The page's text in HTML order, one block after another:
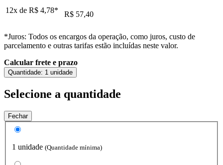
12x de R$ 4,78* R$ 57,40
*Juros: Todos os encargos da operação, como juros, custo de
parcelamento e outras tarifas estão incluídas neste valor.
Calcular frete e prazo
Quantidade: 1 unidade
Selecione a quantidade
Fechar
1 unidade (Quantidade mínima)